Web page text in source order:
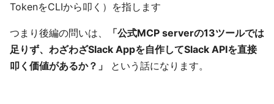
TokenをCLIから叩く）を指します
つまり後編の問いは、
「公式MCP serverの13ツールでは
足りず、わざわざSlack Appを自作してSlack APIを直接
叩く価値があるか？」
という話になります。